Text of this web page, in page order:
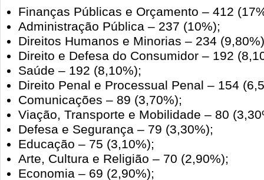
Finanças Públicas e Orçamento – 412
Administração Pública – 237 (10%);
Direitos Humanos e Minorias – 234
Direito e Defesa do Consumidor – 192
Saúde – 192 (8,10%);
Direito Penal e Processual Penal – 154
Comunicações – 89 (3,70%);
Viação, Transporte e Mobilidade – 80
Defesa e Segurança – 79 (3,30%);
Educação – 75 (3,10%);
Arte, Cultura e Religião – 70 (2,90%);
Economia – 69 (2,90%);